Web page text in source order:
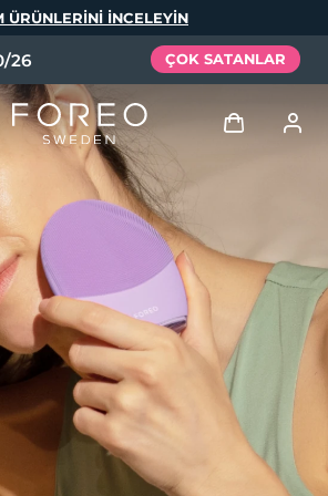
ÜRÜNLERINI INCELEYIN
26 ÇOK SATANLAR
Kullanici profi̇li̇
Cihazlarım
Siparişlerim
Adresim
Aboneliklerim
Tech Elixir
Set
Deutsch
Español
Italiano
Português
Svenska
Русский
简体中文 繁體中文